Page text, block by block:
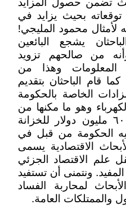
تضمن حصول المزايد
بحيث يزايد في
لأمثال محمود المليجي!
يشجع البائعين
من صالحهم تزويد
المعلومات وهذا من
كما قام الباحثان بتقديم
الخاصة بالحكومة
وهو ما مكنها من
تحقيق أرباح تقدر بأكثر من ٦٠٠ مليون دولار للخزانة
الحكومة من قبل في
الاقتصادية يسمى
علم الاقتصاد الجزئي
ونتمنى أن تستفيد
لمحاربة الفساد
والممتلكات العامة.